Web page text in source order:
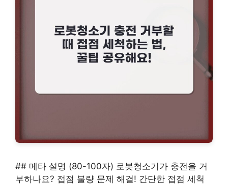
## 메타 설명 (80-100자) 로봇청소기가 충전을 거
부하나요? 접점 불량 문제 해결! 간단한 접점 세척